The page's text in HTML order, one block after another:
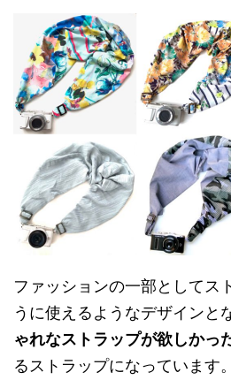
ファッションの一部としてス
うに使えるようなデザインと
ゃれなストラップが欲しかっ
るストラップになっています。